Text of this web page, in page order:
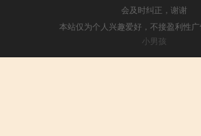
会及时纠正，谢谢
本站仅为个人兴趣爱好，不接盈利性
小男孩